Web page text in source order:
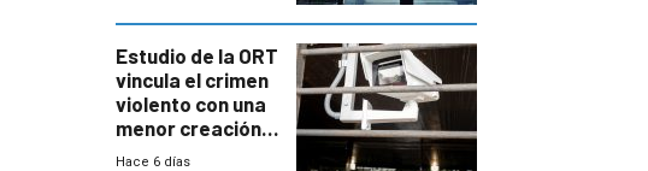
Estudio de la ORT
vincula el crimen
violento con una
menor creación
de empresas
Hace 6 días